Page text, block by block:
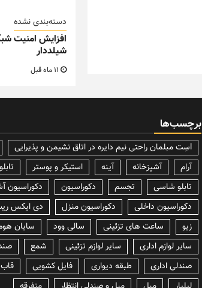
دسته‌بندی نشده
افزایش امنیت
شیلددار
برچسب‌ها
lسِت مبلمان راحتی نیم دایره در اتاق نشیمن و پذیرایی
آرام
آشپزخانه آینه استیکر و پوستر
تابلو
تابلو شاسی
تجسم دکوراسیون
دکوراسیون
دکوراسیون داخلی
دکوراسیون منزل
دی ایکس
زیو
ساعت های تزئینی سالی وود
سایان
سایر لوازم اداری
سایر لوازم تزئینی شمع
صندلی اداری
طبقه دیواری فایل کشویی